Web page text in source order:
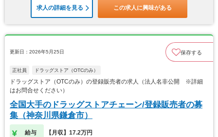
求人の詳細を見る この求人に興味がある
更新日：2026年5月25日 保存する
正社員 ドラッグストア（OTCのみ）
ドラッグストア（OTCのみ）の登録販売者の求人（法人名非公開 ※詳細
はお問合せください）
全国大手のドラッグストアチェーン/登録販売者の募
集（神奈川県鎌倉市）
給与 【月収】17.2万円